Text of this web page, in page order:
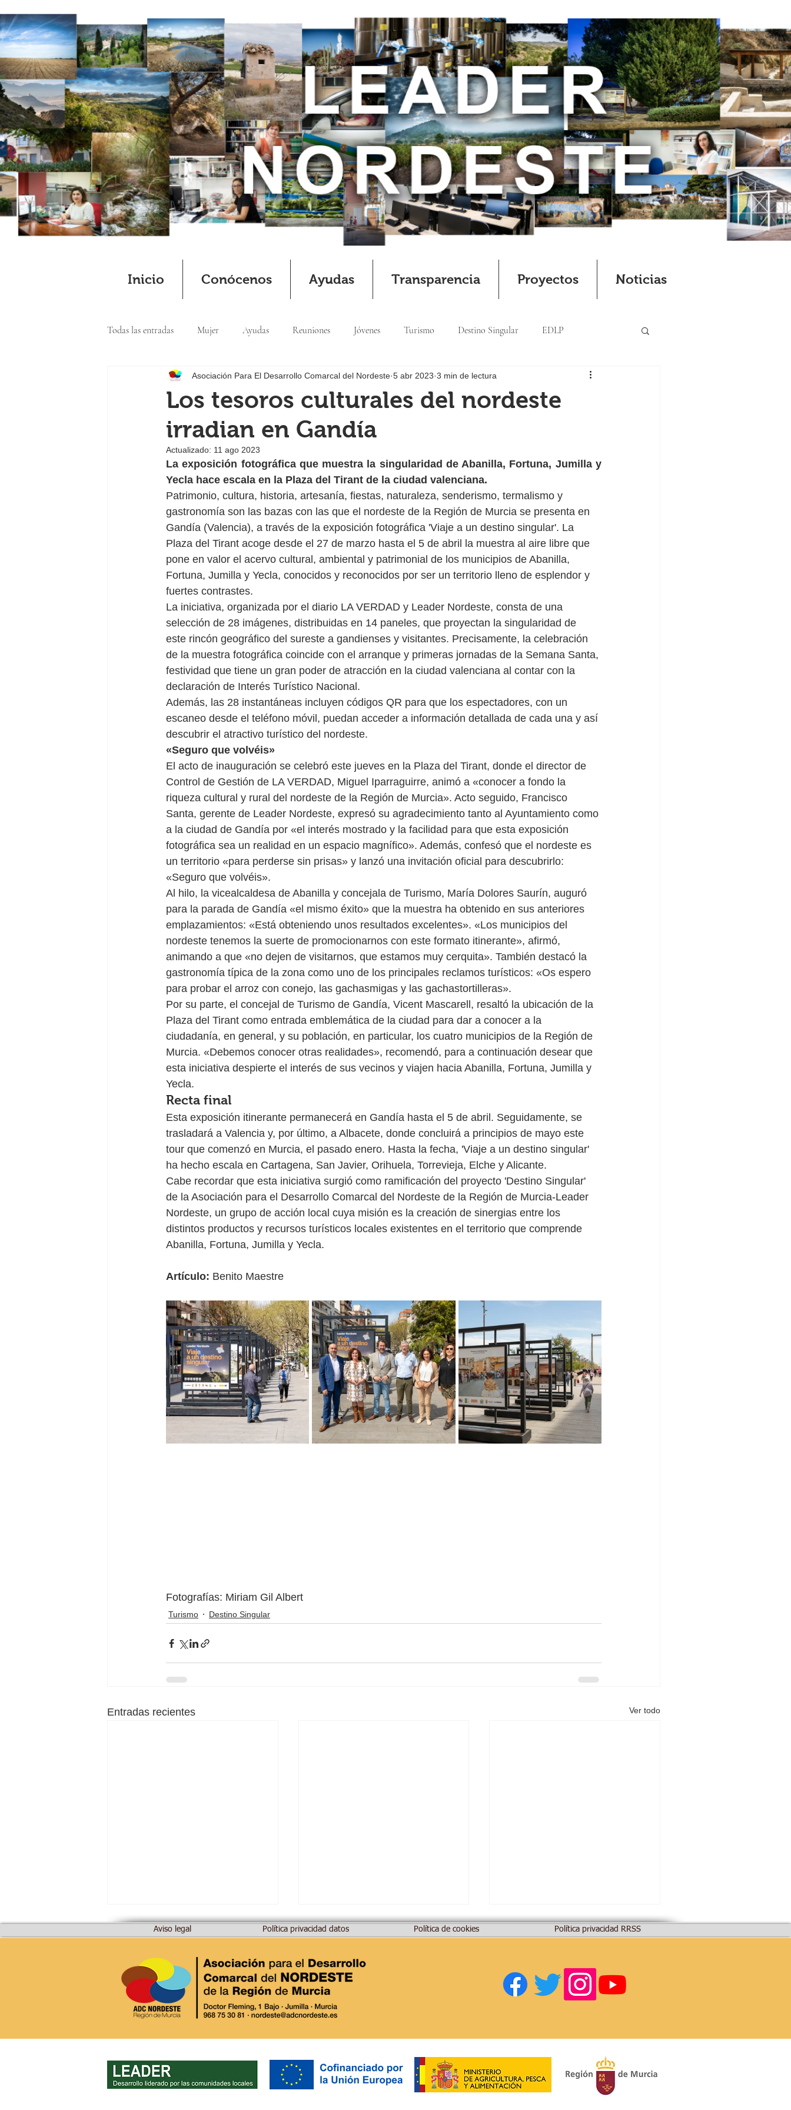
Inicio Conócenos Ayudas Transparencia Proyectos Noticias
Todas las entradas Mujer Ayudas Reuniones Jóvenes Turismo Destino Singular EDLP
Cooperación
Los tesoros culturales del nordeste
irradian en Gandía
Asociación Para El Desarrollo Comarcal del Nordeste 5 abr 2023 3 min de lectura
Actualizado: 11 ago 2023
La exposición fotográfica que muestra la singularidad de Abanilla, Fortuna, Jumilla y
Yecla hace escala en la Plaza del Tirant de la ciudad valenciana.
Patrimonio, cultura, historia, artesanía, fiestas, naturaleza, senderismo, termalismo y
gastronomía son las bazas con las que el nordeste de la Región de Murcia se presenta en
Gandía (Valencia), a través de la exposición fotográfica 'Viaje a un destino singular'. La
Plaza del Tirant acoge desde el 27 de marzo hasta el 5 de abril la muestra al aire libre que
pone en valor el acervo cultural, ambiental y patrimonial de los municipios de Abanilla,
Fortuna, Jumilla y Yecla, conocidos y reconocidos por ser un territorio lleno de esplendor y
fuertes contrastes.
La iniciativa, organizada por el diario LA VERDAD y Leader Nordeste, consta de una
selección de 28 imágenes, distribuidas en 14 paneles, que proyectan la singularidad de
este rincón geográfico del sureste a gandienses y visitantes. Precisamente, la celebración
de la muestra fotográfica coincide con el arranque y primeras jornadas de la Semana Santa,
festividad que tiene un gran poder de atracción en la ciudad valenciana al contar con la
declaración de Interés Turístico Nacional.
Además, las 28 instantáneas incluyen códigos QR para que los espectadores, con un
escaneo desde el teléfono móvil, puedan acceder a información detallada de cada una y así
descubrir el atractivo turístico del nordeste.
«Seguro que volvéis»
El acto de inauguración se celebró este jueves en la Plaza del Tirant, donde el director de
Control de Gestión de LA VERDAD, Miguel Iparraguirre, animó a «conocer a fondo la
riqueza cultural y rural del nordeste de la Región de Murcia». Acto seguido, Francisco
Santa, gerente de Leader Nordeste, expresó su agradecimiento tanto al Ayuntamiento como
a la ciudad de Gandía por «el interés mostrado y la facilidad para que esta exposición
fotográfica sea un realidad en un espacio magnífico». Además, confesó que el nordeste es
un territorio «para perderse sin prisas» y lanzó una invitación oficial para descubrirlo:
«Seguro que volvéis».
Al hilo, la vicealcaldesa de Abanilla y concejala de Turismo, María Dolores Saurín, auguró
para la parada de Gandía «el mismo éxito» que la muestra ha obtenido en sus anteriores
emplazamientos: «Está obteniendo unos resultados excelentes». «Los municipios del
nordeste tenemos la suerte de promocionarnos con este formato itinerante», afirmó,
animando a que «no dejen de visitarnos, que estamos muy cerquita». También destacó la
gastronomía típica de la zona como uno de los principales reclamos turísticos: «Os espero
para probar el arroz con conejo, las gachasmigas y las gachastortilleras».
Por su parte, el concejal de Turismo de Gandía, Vicent Mascarell, resaltó la ubicación de la
Plaza del Tirant como entrada emblemática de la ciudad para dar a conocer a la
ciudadanía, en general, y su población, en particular, los cuatro municipios de la Región de
Murcia. «Debemos conocer otras realidades», recomendó, para a continuación desear que
esta iniciativa despierte el interés de sus vecinos y viajen hacia Abanilla, Fortuna, Jumilla y
Yecla.
Recta final
Esta exposición itinerante permanecerá en Gandía hasta el 5 de abril. Seguidamente, se
trasladará a Valencia y, por último, a Albacete, donde concluirá a principios de mayo este
tour que comenzó en Murcia, el pasado enero. Hasta la fecha, 'Viaje a un destino singular'
ha hecho escala en Cartagena, San Javier, Orihuela, Torrevieja, Elche y Alicante.
Cabe recordar que esta iniciativa surgió como ramificación del proyecto 'Destino Singular'
de la Asociación para el Desarrollo Comarcal del Nordeste de la Región de Murcia-Leader
Nordeste, un grupo de acción local cuya misión es la creación de sinergias entre los
distintos productos y recursos turísticos locales existentes en el territorio que comprende
Abanilla, Fortuna, Jumilla y Yecla.
Artículo: Benito Maestre
Fotografías: Miriam Gil Albert
Turismo Destino Singular
Entradas recientes Ver todo
MURCIA RURAL.
I Premios Europeos LEADER.
Aviso legal Política privacidad datos Política de cookies Política privacidad RRSS